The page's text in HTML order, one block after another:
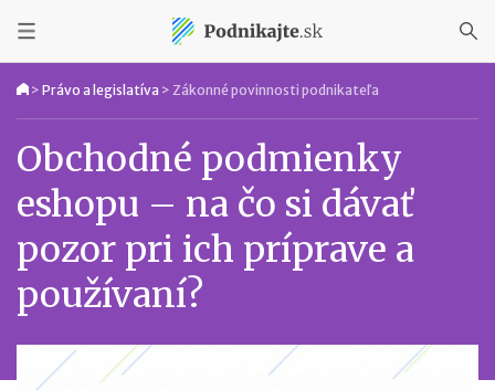
> Právo a legislatíva > Zákonné povinnosti podnikateľa
Obchodné podmienky
eshopu – na čo si dávať
pozor pri ich príprave a
používaní?